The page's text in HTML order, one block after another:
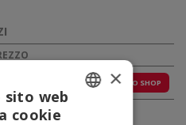
VAI ALLO SHOP
×
sito web
cookie